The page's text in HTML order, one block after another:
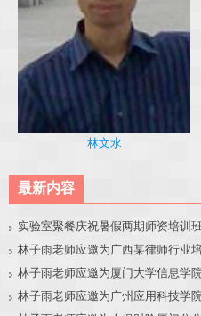
林文水
最新内容
实验室聚餐庆祝暑假两期师资培训
林子雨老师应邀为广州应用科技学